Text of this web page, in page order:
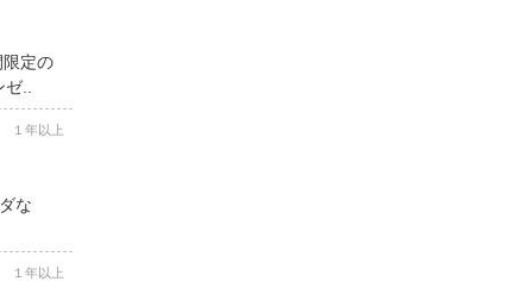
定の
..
１年以上
な
１年以上